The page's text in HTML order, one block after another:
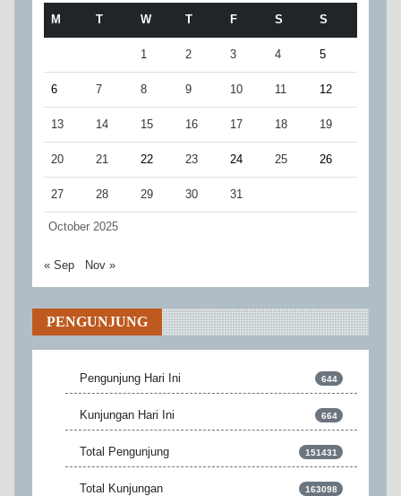
October 2025
M T W T F S S
1 2 3 4 5
6 7 8 9 10 11 12
13 14 15 16 17 18 19
20 21 22 23 24 25 26
27 28 29 30 31
« Sep Nov »
PENGUNJUNG
Pengunjung Hari Ini 644
Kunjungan Hari Ini 664
Total Pengunjung 151431
Total Kunjungan 163098